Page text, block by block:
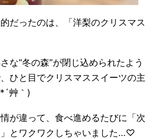
だったのは、「洋梨のクリスマス
な“冬の森”が閉じ込められたよう
ひと目でクリスマススイーツの主
艸｀)
が違って、食べ進めるたびに「次
とワクワクしちゃいました…♡